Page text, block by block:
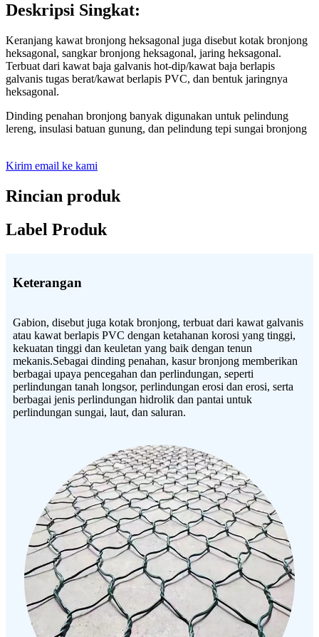
Deskripsi Singkat:
Keranjang kawat bronjong heksagonal juga disebut kotak bronjong
heksagonal, sangkar bronjong heksagonal, jaring heksagonal.
Terbuat dari kawat baja galvanis hot-dip/kawat baja berlapis
galvanis tugas berat/kawat berlapis PVC, dan bentuk jaringnya
heksagonal.
Dinding penahan bronjong banyak digunakan untuk pelindung
lereng, insulasi batuan gunung, dan pelindung tepi sungai bronjong
Kirim email ke kami
Rincian produk
Label Produk
Keterangan
Gabion, disebut juga kotak bronjong, terbuat dari kawat galvanis
atau kawat berlapis PVC dengan ketahanan korosi yang tinggi,
kekuatan tinggi dan keuletan yang baik dengan tenun
mekanis.Sebagai dinding penahan, kasur bronjong memberikan
berbagai upaya pencegahan dan perlindungan, seperti
perlindungan tanah longsor, perlindungan erosi dan erosi, serta
berbagai jenis perlindungan hidrolik dan pantai untuk
perlindungan sungai, laut, dan saluran.